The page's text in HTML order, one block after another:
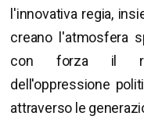
l'innovativa regia,
creano l'atmosfera
con forza il
dell'oppressione
attraverso le